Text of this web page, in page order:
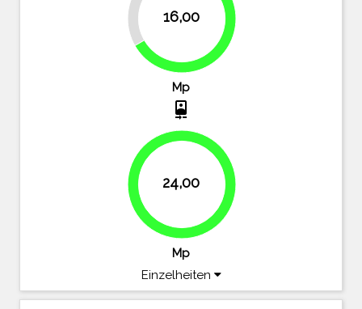
16,00
66.7%
Mp
camera_front
24,00
100%
Mp
Einzelheiten